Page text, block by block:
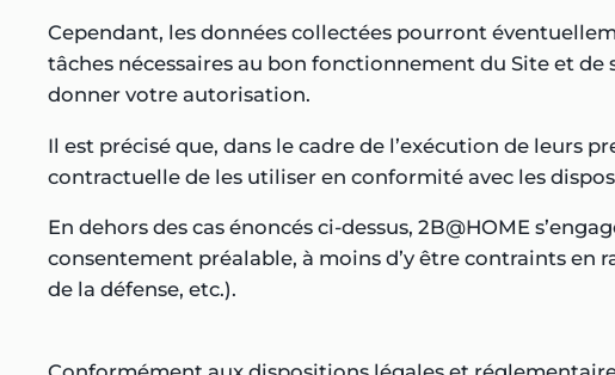
Cependant, les données collectées pourront
tâches nécessaires au bon fonctionnement du Site et de
donner votre autorisation.
Il est précisé que, dans le cadre de l’exécution de leurs
contractuelle de les utiliser en conformité avec les
En dehors des cas énoncés ci-dessus, 2B@HOME
consentement préalable, à moins d’y être contraints en
de la défense, etc.).